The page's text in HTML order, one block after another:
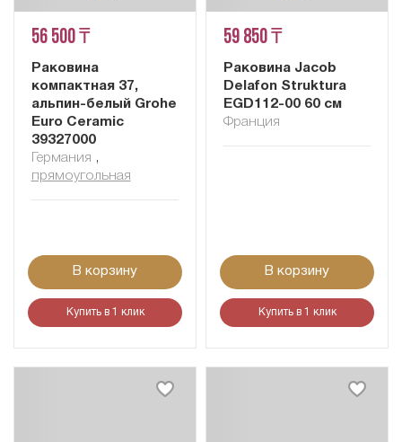
56 500 ₸
Раковина
компактная 37,
альпин-белый Grohe
Euro Ceramic
39327000
Германия ,
прямоугольная
В корзину
Купить в 1 клик
59 850 ₸
Раковина Jacob
Delafon Struktura
EGD112-00 60 см
Франция
В корзину
Купить в 1 клик